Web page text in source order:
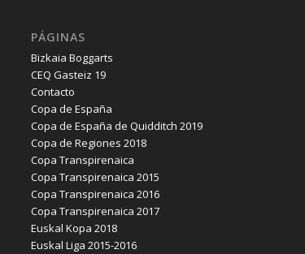
PÁGINAS
Bizkaia Boggarts
CEQ Gasteiz 19
Contacto
Copa de España
Copa de España de Quidditch 2019
Copa de Regiones 2018
Copa Transpirenaica
Copa Transpirenaica 2015
Copa Transpirenaica 2016
Copa Transpirenaica 2017
Euskal Kopa 2018
Euskal Liga 2015-2016